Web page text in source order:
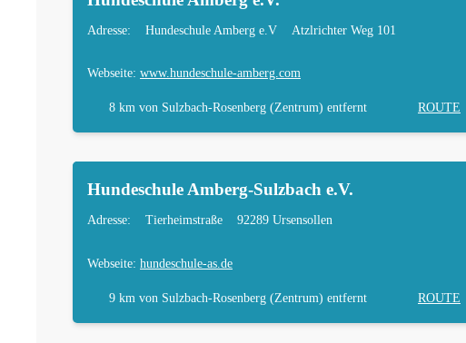
Adresse: Hundeschule Amberg e.V Atzlrichter Weg 101
Webseite: www.hundeschule-amberg.com
8 km von Sulzbach-Rosenberg (Zentrum) entfernt ROUTE
Hundeschule Amberg-Sulzbach e.V.
Adresse: Tierheimstraße 92289 Ursensollen
Webseite: hundeschule-as.de
9 km von Sulzbach-Rosenberg (Zentrum) entfernt ROUTE